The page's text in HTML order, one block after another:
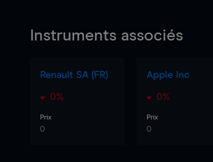
Instruments associés
Renault SA (FR)
0%
Prix
0
Apple Inc
0%
Prix
0